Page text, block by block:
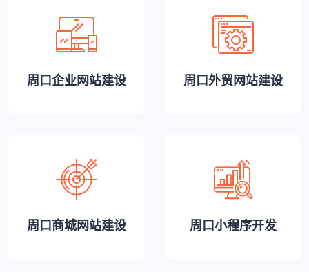
周口企业网站建设 周口外贸网站建设
周口商城网站建设 周口小程序开发